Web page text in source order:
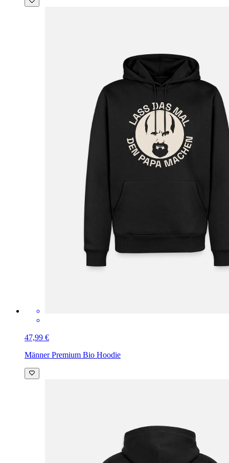
47,99 €
Männer Premium Bio Hoodie